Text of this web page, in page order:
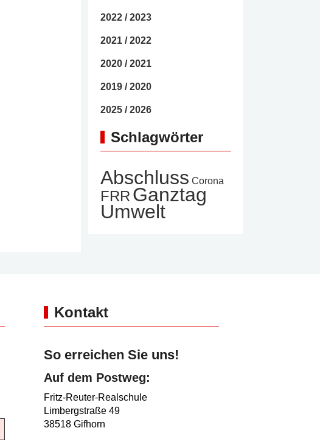
2022 / 2023
2021 / 2022
2020 / 2021
2019 / 2020
2025 / 2026
Schlagwörter
Abschluss Corona
FRR Ganztag
Umwelt
Kontakt
So erreichen Sie uns!
Auf dem Postweg:
Fritz-Reuter-Realschule
Limbergstraße 49
38518 Gifhorn